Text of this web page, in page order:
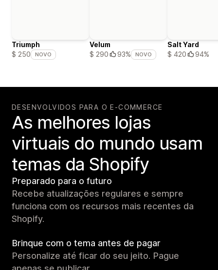
Triumph
$ 250
NOVO
Velum
$ 290
93% NOVO
Salt Yard
$ 420
94%
DESENVOLVIDOS PARA O E-COMMERCE
As melhores lojas
virtuais do mundo usam
temas da Shopify
Preparado para o futuro
Recebe atualizações regulares e sempre
funciona com os recursos mais recentes da
Shopify.
Brinque com o tema antes de pagar
Personalize até ficar do seu jeito. Pague